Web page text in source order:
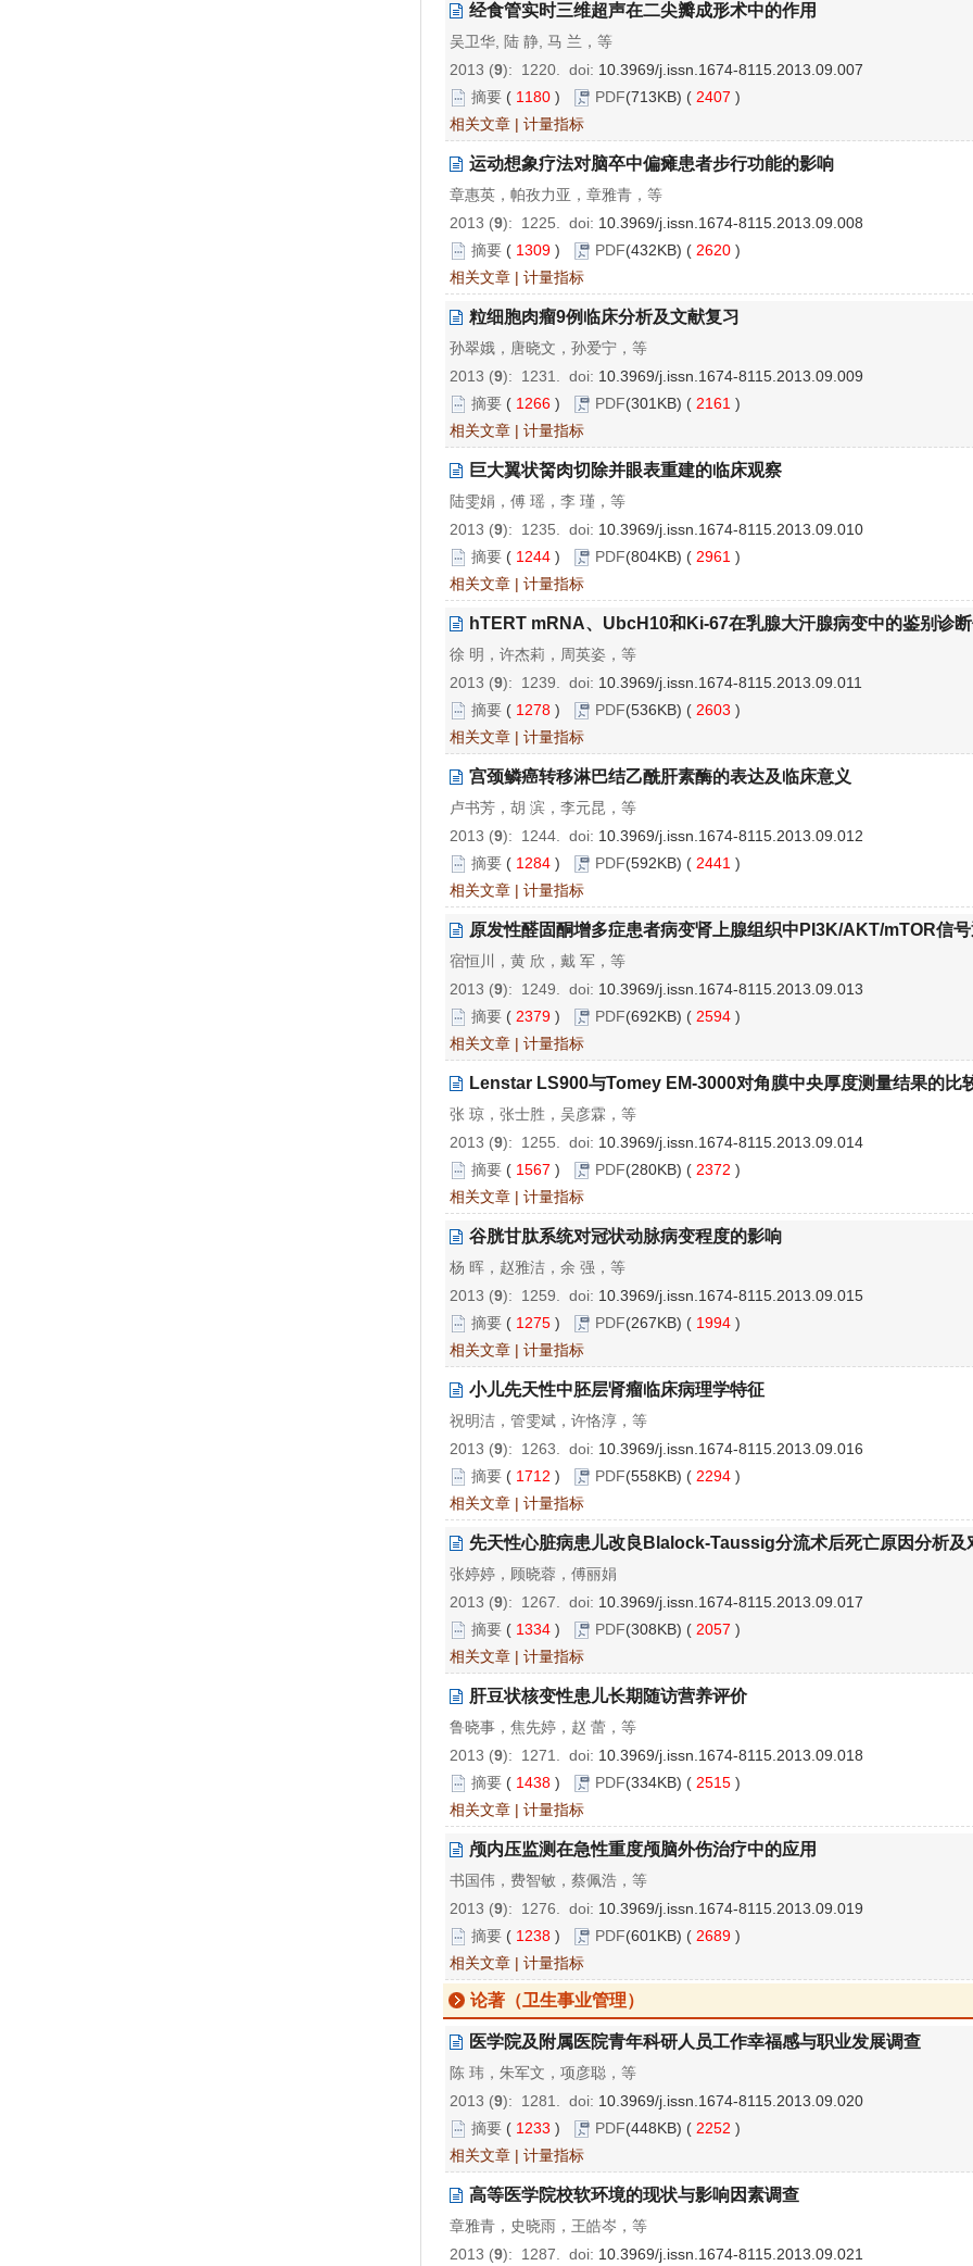
经食管实时三维超声在二尖瓣成形术中的作用
吴卫华, 陆 静, 马 兰，等
2013 (9): 1220. doi: 10.3969/j.issn.1674-8115.2013.09.007
摘要 ( 1180 ) PDF(713KB) ( 2407 )
相关文章 | 计量指标
运动想象疗法对脑卒中偏瘫患者步行功能的影响
章惠英，帕孜力亚，章雅青，等
2013 (9): 1225. doi: 10.3969/j.issn.1674-8115.2013.09.008
摘要 ( 1309 ) PDF(432KB) ( 2620 )
相关文章 | 计量指标
粒细胞肉瘤9例临床分析及文献复习
孙翠娥，唐晓文，孙爱宁，等
2013 (9): 1231. doi: 10.3969/j.issn.1674-8115.2013.09.009
摘要 ( 1266 ) PDF(301KB) ( 2161 )
相关文章 | 计量指标
巨大翼状胬肉切除并眼表重建的临床观察
陆雯娟，傅 瑶，李 瑾，等
2013 (9): 1235. doi: 10.3969/j.issn.1674-8115.2013.09.010
摘要 ( 1244 ) PDF(804KB) ( 2961 )
相关文章 | 计量指标
hTERT mRNA、UbcH10和Ki-67在乳腺大汗腺病变中的鉴别诊
徐 明，许杰莉，周英姿，等
2013 (9): 1239. doi: 10.3969/j.issn.1674-8115.2013.09.011
摘要 ( 1278 ) PDF(536KB) ( 2603 )
相关文章 | 计量指标
宫颈鳞癌转移淋巴结乙酰肝素酶的表达及临床意义
卢书芳，胡 滨，李元昆，等
2013 (9): 1244. doi: 10.3969/j.issn.1674-8115.2013.09.012
摘要 ( 1284 ) PDF(592KB) ( 2441 )
相关文章 | 计量指标
原发性醛固酮增多症患者病变肾上腺组织中PI3K/AKT/mTOR信
宿恒川，黄 欣，戴 军，等
2013 (9): 1249. doi: 10.3969/j.issn.1674-8115.2013.09.013
摘要 ( 2379 ) PDF(692KB) ( 2594 )
相关文章 | 计量指标
Lenstar LS900与Tomey EM-3000对角膜中央厚度测量结果的比
张 琼，张士胜，吴彦霖，等
2013 (9): 1255. doi: 10.3969/j.issn.1674-8115.2013.09.014
摘要 ( 1567 ) PDF(280KB) ( 2372 )
相关文章 | 计量指标
谷胱甘肽系统对冠状动脉病变程度的影响
杨 晖，赵雅洁，余 强，等
2013 (9): 1259. doi: 10.3969/j.issn.1674-8115.2013.09.015
摘要 ( 1275 ) PDF(267KB) ( 1994 )
相关文章 | 计量指标
小儿先天性中胚层肾瘤临床病理学特征
祝明洁，管雯斌，许恪淳，等
2013 (9): 1263. doi: 10.3969/j.issn.1674-8115.2013.09.016
摘要 ( 1712 ) PDF(558KB) ( 2294 )
相关文章 | 计量指标
先天性心脏病患儿改良Blalock-Taussig分流术后死亡原因分析及
张婷婷，顾晓蓉，傅丽娟
2013 (9): 1267. doi: 10.3969/j.issn.1674-8115.2013.09.017
摘要 ( 1334 ) PDF(308KB) ( 2057 )
相关文章 | 计量指标
肝豆状核变性患儿长期随访营养评价
鲁晓事，焦先婷，赵 蕾，等
2013 (9): 1271. doi: 10.3969/j.issn.1674-8115.2013.09.018
摘要 ( 1438 ) PDF(334KB) ( 2515 )
相关文章 | 计量指标
颅内压监测在急性重度颅脑外伤治疗中的应用
书国伟，费智敏，蔡佩浩，等
2013 (9): 1276. doi: 10.3969/j.issn.1674-8115.2013.09.019
摘要 ( 1238 ) PDF(601KB) ( 2689 )
相关文章 | 计量指标
论著（卫生事业管理）
医学院及附属医院青年科研人员工作幸福感与职业发展调查
陈 玮，朱军文，项彦聪，等
2013 (9): 1281. doi: 10.3969/j.issn.1674-8115.2013.09.020
摘要 ( 1233 ) PDF(448KB) ( 2252 )
相关文章 | 计量指标
高等医学院校软环境的现状与影响因素调查
章雅青，史晓雨，王皓岑，等
2013 (9): 1287. doi: 10.3969/j.issn.1674-8115.2013.09.021